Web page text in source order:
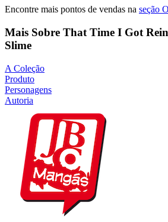
Encontre mais pontos de vendas na seção
Mais Sobre That Time I Got
Slime
A Coleção
Produto
Personagens
Autoria